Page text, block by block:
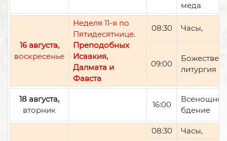
меда
16 августа,
воскресенье
Неделя 11-я по
Пятидесятнице.
Преподобных
Исаакия,
Далмата и
Фавста
08:30 Часы,
09:00
литургия
18 августа,
вторник
16:00
Всенощное
бдение
08:30 Часы,